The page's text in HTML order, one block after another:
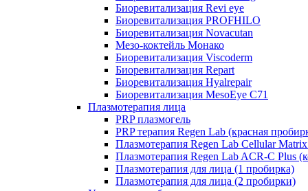
Биоревитализация Revi eye
Биоревитализация PROFHILO
Биоревитализация Novacutan
Мезо-коктейль Монако
Биоревитализация Viscoderm
Биоревитализация Repart
Биоревитализация Hyalrepair
Биоревитализация MesoEye C71
Плазмотерапия лица
PRP плазмогель
PRP терапия Regen Lab (красная
Плазмотерапия Regen Lab Cellular
Плазмотерапия Regen Lab ACR-C Plus
Плазмотерапия для лица (1 пробирка)
Плазмотерапия для лица (2 пробирки)